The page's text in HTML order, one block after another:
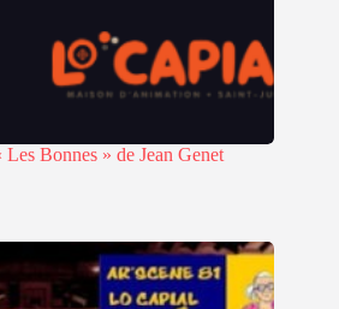
Bonnes » de Jean Genet